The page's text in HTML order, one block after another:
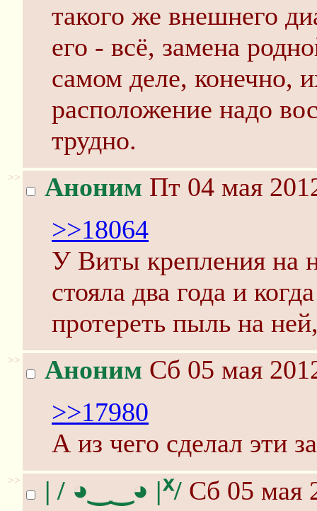
такого же внешнего
его - всё, замена
самом деле, конечно,
расположение надо
трудно.
>> Аноним Пт 04 мая
>>18064
У Виты крепления на
стояла два года и
протереть пыль на
>> Аноним Сб 05 мая
>>17980
А из чего сделал эти
>> | / ◕‿‿◕ |ᕁ/ Сб 05 мая